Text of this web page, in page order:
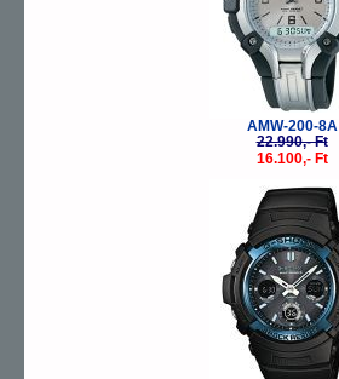
AMW-200-8A
22.990,- Ft
16.100,- Ft